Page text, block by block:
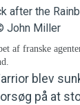
af franske
blev
på at